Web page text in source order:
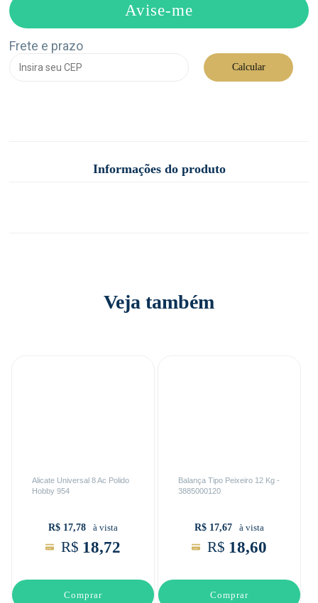
Avise-me
Frete e prazo
Calcular
Informações do produto
Veja também
Alicate Universal 8 Ac Polido
Hobby 954
R$ 17,78 à vista
R$ 18,72
Comprar
Balança Tipo Peixeiro 12 Kg -
3885000120
R$ 17,67 à vista
R$ 18,60
Comprar